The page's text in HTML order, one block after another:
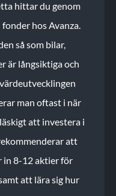
hittar du genom
hos Avanza.
så som bilar,
är långsiktiga och
man oftast i när
att investera i
att
in 8-12 aktier för
att lära sig hur